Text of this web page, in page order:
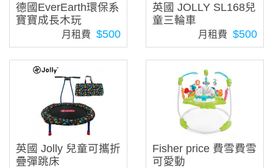
德國EverEarth環保系
寶寶成長木玩
月租費 $500
英國 JOLLY SL168兒
童三輪車
月租費 $500
英國 Jolly 兒童可攜折
疊彈跳床
Fisher price 費雪費雪
可愛動